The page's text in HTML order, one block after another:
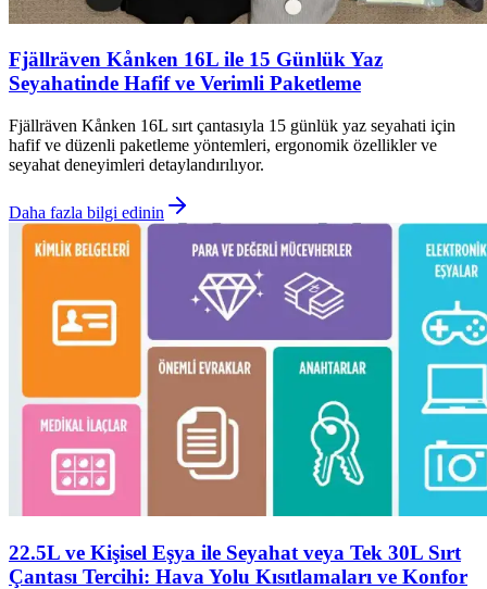
Fjällräven Kånken 16L ile 15 Günlük Yaz
Seyahatinde Hafif ve Verimli Paketleme
Fjällräven Kånken 16L sırt çantasıyla 15 günlük yaz seyahati için
hafif ve düzenli paketleme yöntemleri, ergonomik özellikler ve
seyahat deneyimleri detaylandırılıyor.
Daha fazla bilgi edinin
22.5L ve Kişisel Eşya ile Seyahat veya Tek 30L Sırt
Çantası Tercihi: Hava Yolu Kısıtlamaları ve Konfor